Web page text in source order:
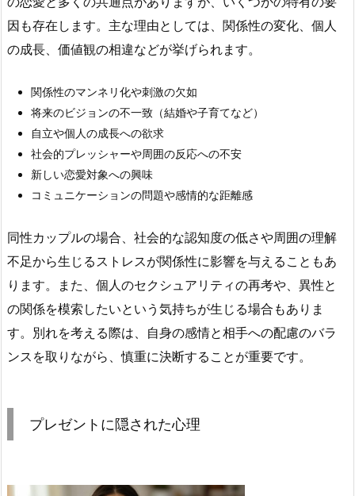
因も存在します。主な理由としては、関係性の変化、個人
の成長、価値観の相違などが挙げられます。
関係性のマンネリ化や刺激の欠如
将来のビジョンの不一致（結婚や子育てなど）
自立や個人の成長への欲求
社会的プレッシャーや周囲の反応への不安
新しい恋愛対象への興味
コミュニケーションの問題や感情的な距離感
同性カップルの場合、社会的な認知度の低さや周囲の理解
不足から生じるストレスが関係性に影響を与えることもあ
ります。また、個人のセクシュアリティの再考や、異性と
の関係を模索したいという気持ちが生じる場合もありま
す。別れを考える際は、自身の感情と相手への配慮のバラ
ンスを取りながら、慎重に決断することが重要です。
プレゼントに隠された心理